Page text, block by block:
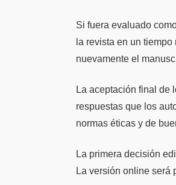
Si fuera evaluado
la revista en un
nuevamente el
La aceptación final de
respuestas que los
normas éticas y de
La primera decisión
La versión online será